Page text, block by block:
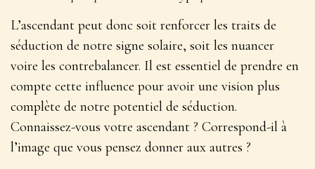
L’ascendant peut donc soit renforcer les traits de
séduction de notre signe solaire, soit les nuancer
voire les contrebalancer. Il est essentiel de prendre en
compte cette influence pour avoir une vision plus
complète de notre potentiel de séduction.
Connaissez-vous votre ascendant ? Correspond-il à
l’image que vous pensez donner aux autres ?